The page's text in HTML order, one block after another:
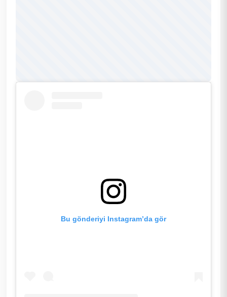
Bu gönderiyi Instagram’da gör